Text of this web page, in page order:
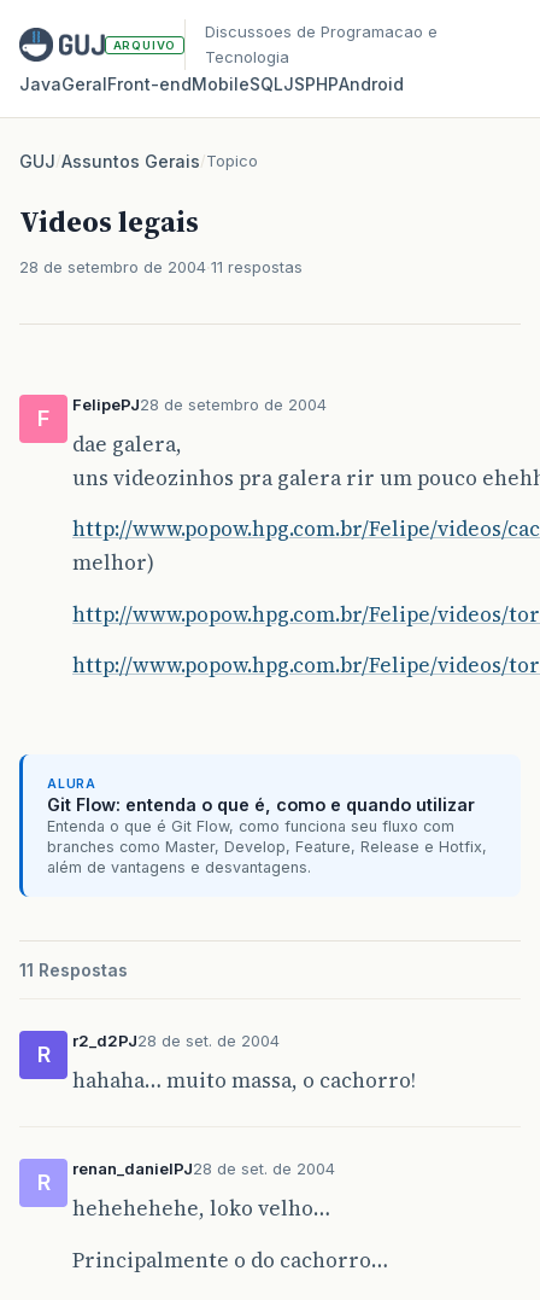
ARQUIVO
Discussoes de Programacao e
Tecnologia
JavaGeralFront‑endMobileSQLJSPHPAndroid
GUJ/Assuntos Gerais/Topico
Videos legais
28 de setembro de 2004 11 respostas
F
FelipePJ28 de setembro de 2004
dae galera,
uns videozinhos pra galera rir um pouco
http://www.popow.hpg.com.br/Felipe/videos/
melhor)
http://www.popow.hpg.com.br/Felipe/videos/
http://www.popow.hpg.com.br/Felipe/videos/
ALURA
Git Flow: entenda o que é, como e quando utilizar
Entenda o que é Git Flow, como funciona seu fluxo com
branches como Master, Develop, Feature, Release e Hotfix,
além de vantagens e desvantagens.
11 Respostas
R
r2_d2PJ28 de set. de 2004
hahaha… muito massa, o cachorro!
R
renan_danielPJ28 de set. de 2004
hehehehehe, loko velho…
Principalmente o do cachorro…